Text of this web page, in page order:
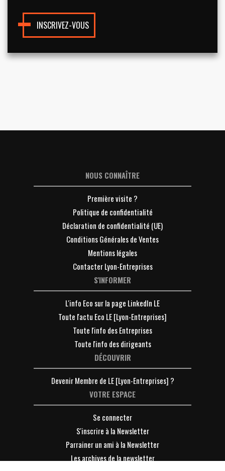
INSCRIVEZ-VOUS
NOUS CONNAÎTRE
Première visite ?
Politique de confidentialité
Déclaration de confidentialité (UE)
Conditions Générales de Ventes
Mentions légales
Contacter Lyon-Entreprises
S'INFORMER
L'info Eco sur la page LinkedIn LE
Toute l'actu Eco LE [Lyon-Entreprises]
Toute l'info des Entreprises
Toute l'info des dirigeants
DÉCOUVRIR
Devenir Membre de LE [Lyon-Entreprises] ?
VOTRE ESPACE
Se connecter
S'inscrire à la Newsletter
Parrainer un ami à la Newsletter
Les archives de la newsletter